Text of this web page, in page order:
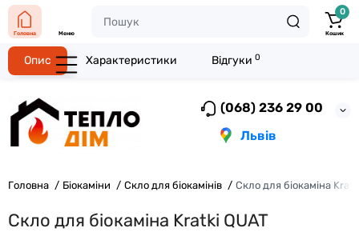
(068) 236 29 00
Львів
Головна Меню
0
Кошик
Головна Біокаміни Скло для біокамінів Скло для біокаміна
Скло для біокаміна Kratki QUAT
Опис Характеристики Відгуки 0